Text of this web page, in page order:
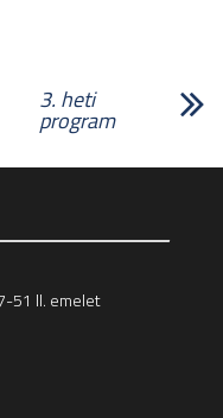
3. heti
program
51 II. emelet